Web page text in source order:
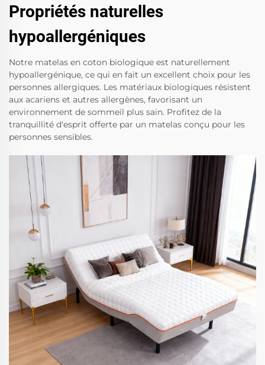
Propriétés naturelles
hypoallergéniques
Notre matelas en coton biologique est naturellement
hypoallergénique, ce qui en fait un excellent choix pour les
personnes allergiques. Les matériaux biologiques résistent
aux acariens et autres allergènes, favorisant un
environnement de sommeil plus sain. Profitez de la
tranquillité d'esprit offerte par un matelas conçu pour les
personnes sensibles.